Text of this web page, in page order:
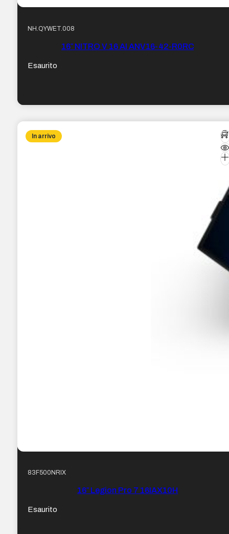
NH.QYWET.008
16″ NITRO V 16 AI ANV16-42-R0RC
Esaurito
In arrivo
83F500NRIX
16″ Legion Pro 7 16IAX10H
Esaurito